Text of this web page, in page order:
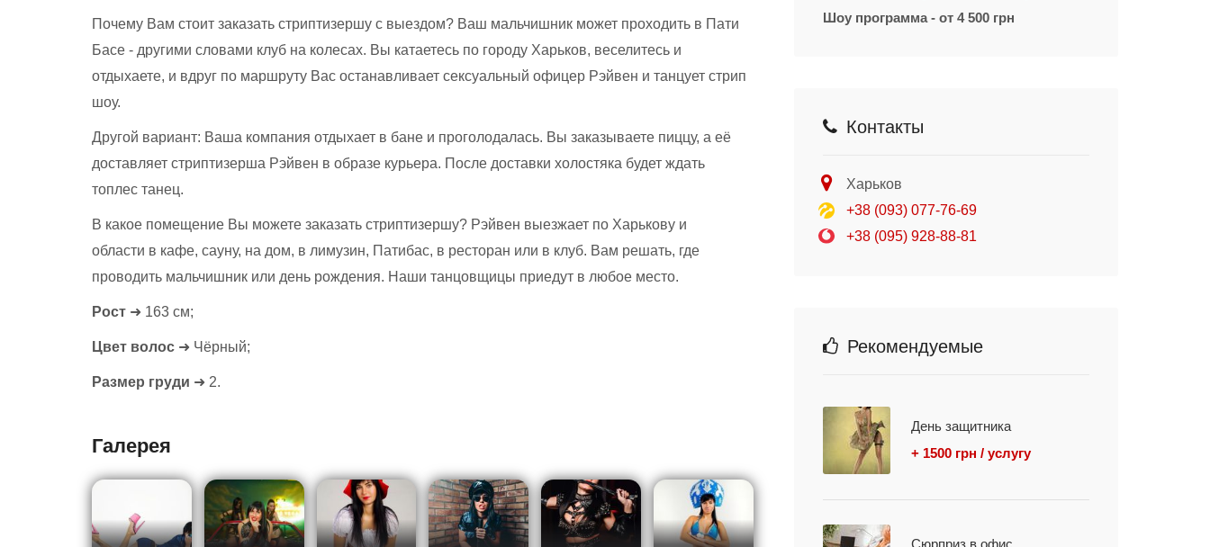
Почему Вам стоит заказать стриптизершу с выездом? Ваш мальчишник может проходить в Пати
Басе - другими словами клуб на колесах. Вы катаетесь по городу Харьков, веселитесь и
отдыхаете, и вдруг по маршруту Вас останавливает сексуальный офицер Рэйвен и танцует стрип
шоу.
Другой вариант: Ваша компания отдыхает в бане и проголодалась. Вы заказываете пиццу, а её
доставляет стриптизерша Рэйвен в образе курьера. После доставки холостяка будет ждать
топлес танец.
В какое помещение Вы можете заказать стриптизершу? Рэйвен выезжает по Харькову и
области в кафе, сауну, на дом, в лимузин, Патибас, в ресторан или в клуб. Вам решать, где
проводить мальчишник или день рождения. Наши танцовщицы приедут в любое место.
Рост ➜ 163 см;
Цвет волос ➜ Чёрный;
Размер груди ➜ 2.
Галерея
Шоу программа - от 4 500 грн
Контакты
Харьков
+38 (093) 077-76-69
+38 (095) 928-88-81
Рекомендуемые
День защитника
+ 1500 грн / услугу
Сюрприз в офис